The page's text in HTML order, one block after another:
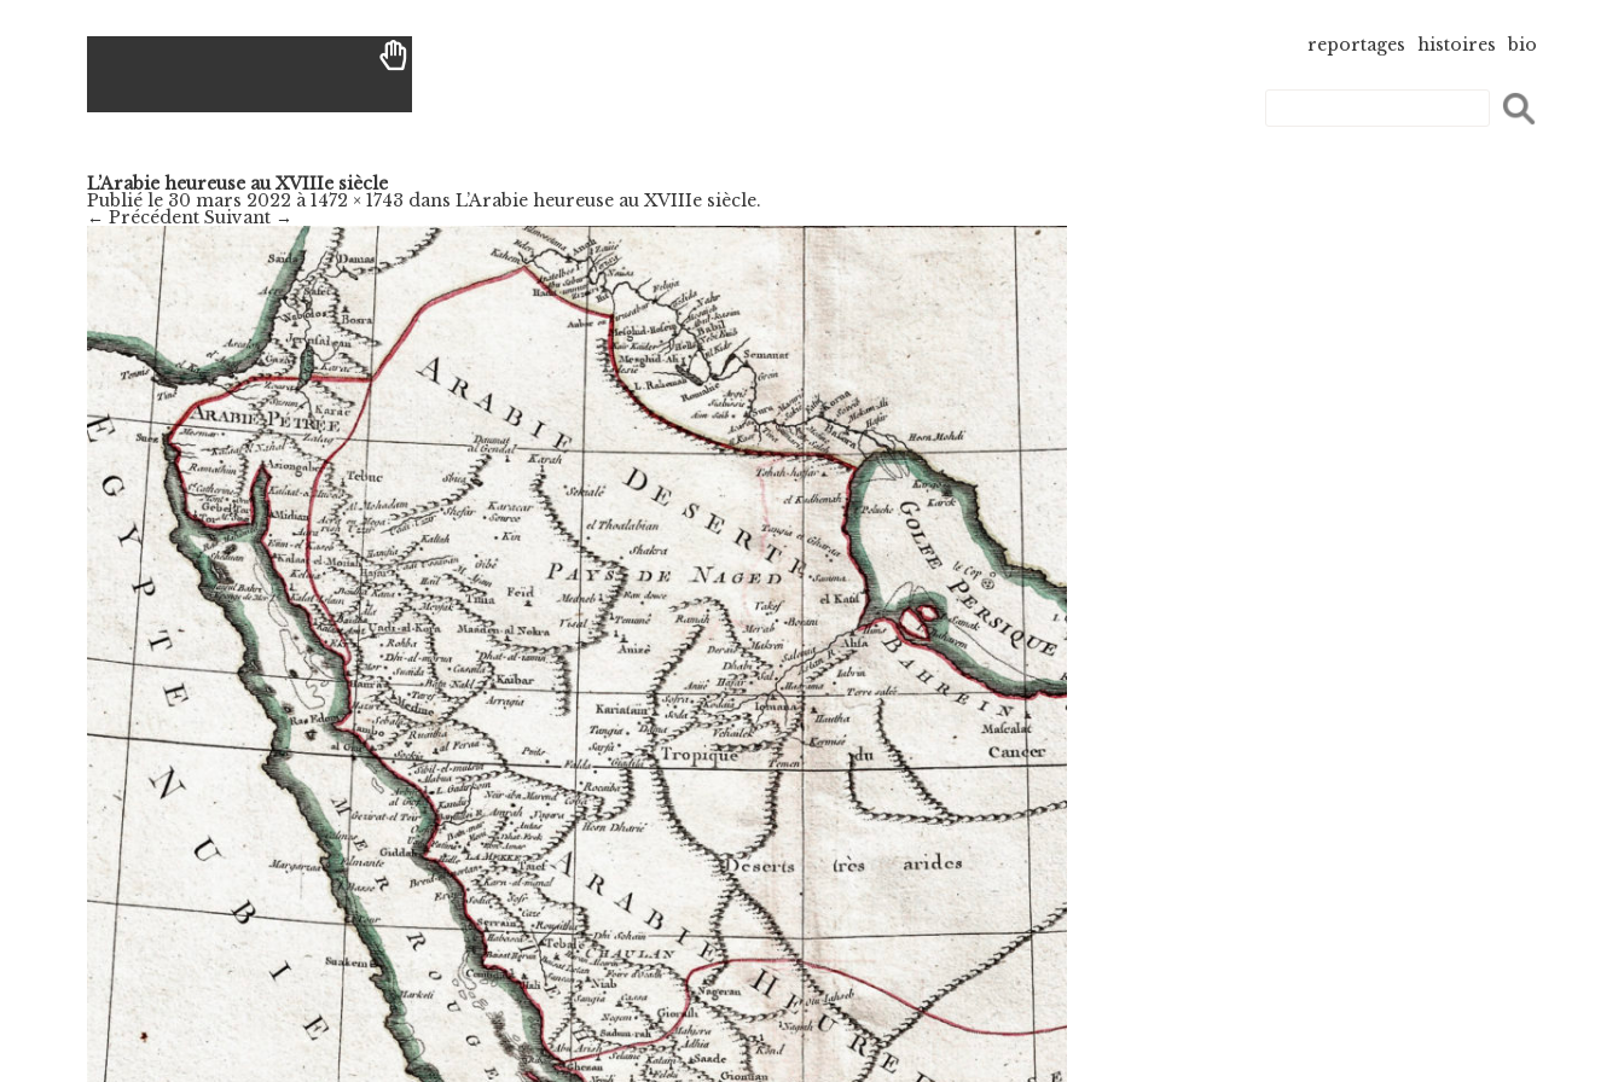
reportages histoires bio
L’Arabie heureuse au XVIIIe siècle
Publié le 30 mars 2022 à1472 × 1743 dans L’Arabie heureuse au XVIIIe siècle.
← Précédent Suivant →